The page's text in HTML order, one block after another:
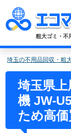
テ
ツ
粗大ゴミ・不
埼玉の不用品回収・粗
埼玉県
機 JW-
ため高